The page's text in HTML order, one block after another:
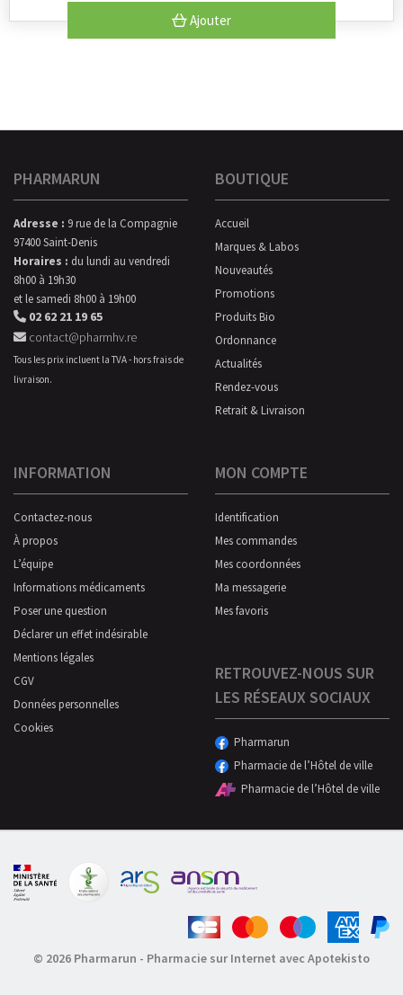
Ajouter
PHARMARUN
Adresse : 9 rue de la Compagnie
97400 Saint-Denis
Horaires : du lundi au vendredi
8h00 à 19h30
et le samedi 8h00 à 19h00
02 62 21 19 65
contact@pharmhv.re
Tous les prix incluent la TVA - hors frais de
livraison.
BOUTIQUE
Accueil
Marques & Labos
Nouveautés
Promotions
Produits Bio
Ordonnance
Actualités
Rendez-vous
Retrait & Livraison
INFORMATION
Contactez-nous
À propos
L’équipe
Informations médicaments
Poser une question
Déclarer un effet indésirable
Mentions légales
CGV
Données personnelles
Cookies
MON COMPTE
Identification
Mes commandes
Mes coordonnées
Ma messagerie
Mes favoris
RETROUVEZ-NOUS SUR
LES RÉSEAUX SOCIAUX
Pharmarun
Pharmacie de l’Hôtel de ville
Pharmacie de l’Hôtel de ville
© 2026 Pharmarun - Pharmacie sur Internet avec Apotekisto